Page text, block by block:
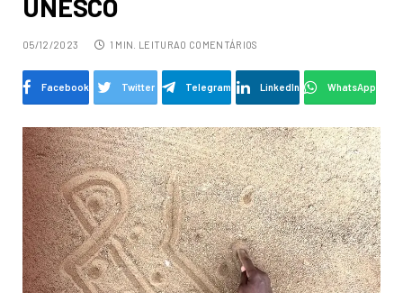
UNESCO
05/12/2023 1 MIN. LEITURA0 COMENTÁRIOS
Facebook Twitter Telegram LinkedIn WhatsApp